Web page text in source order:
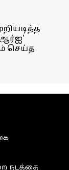
செய்த
நடத்தை